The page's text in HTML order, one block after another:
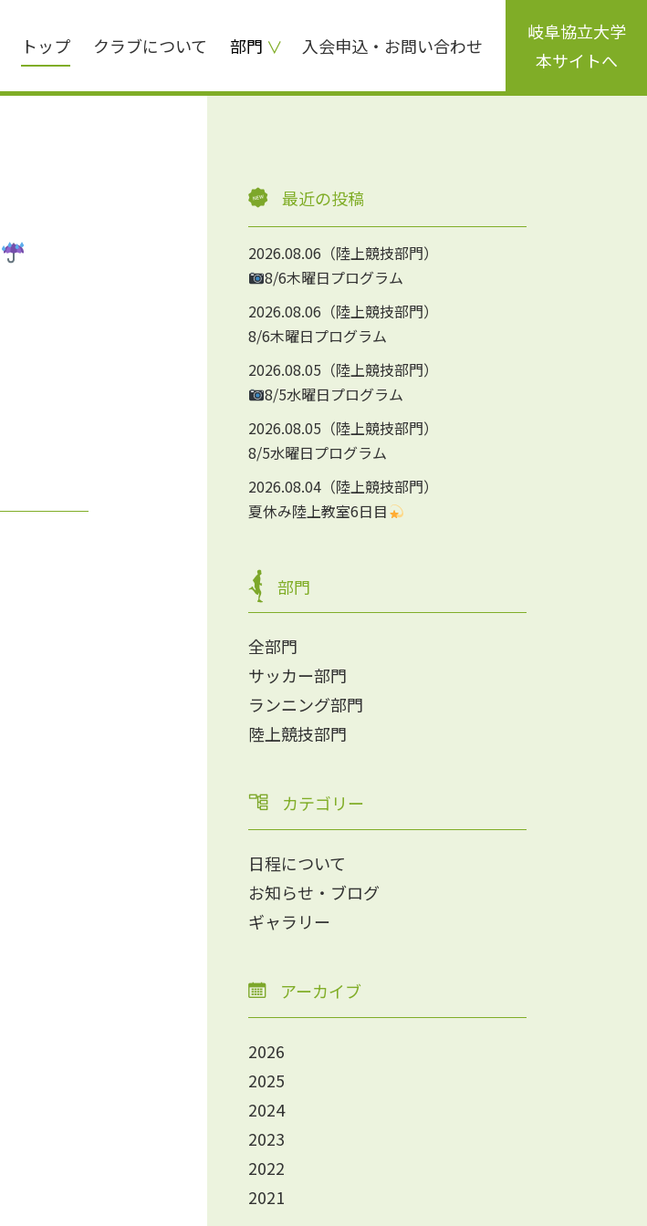
トップ クラブについて 部門 入会申込・お問い合わせ
岐阜協立大学
本サイトへ
最近の投稿
2026.08.06
陸上競技部門
8/6木曜日プログラム
2026.08.06
陸上競技部門
8/6木曜日プログラム
2026.08.05
陸上競技部門
8/5水曜日プログラム
2026.08.05
陸上競技部門
8/5水曜日プログラム
2026.08.04
陸上競技部門
夏休み陸上教室6日目
部門
全部門
サッカー部門
ランニング部門
陸上競技部門
カテゴリー
日程について
お知らせ・ブログ
ギャラリー
アーカイブ
2026
2025
2024
2023
2022
2021